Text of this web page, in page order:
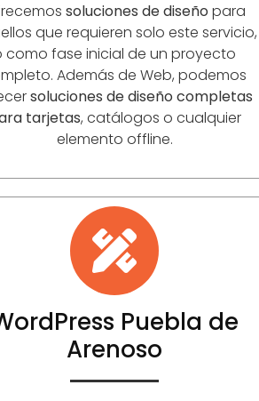
soluciones de diseño para
que requieren solo este servicio,
como fase inicial de un proyecto
Además de Web, podemos
soluciones de diseño completas
tarjetas, catálogos o cualquier
elemento offline.
Puebla de
Arenoso